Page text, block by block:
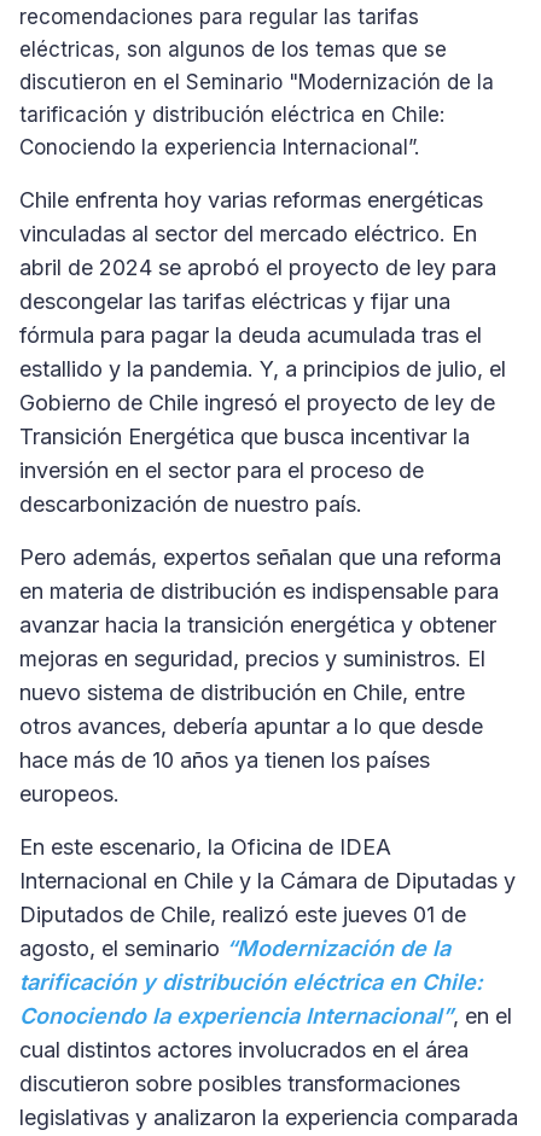
recomendaciones para regular las tarifas
eléctricas, son algunos de los temas que se
discutieron en el Seminario "Modernización de la
tarificación y distribución eléctrica en Chile:
Conociendo la experiencia Internacional”.
Chile enfrenta hoy varias reformas energéticas
vinculadas al sector del mercado eléctrico. En
abril de 2024 se aprobó el proyecto de ley para
descongelar las tarifas eléctricas y fijar una
fórmula para pagar la deuda acumulada tras el
estallido y la pandemia. Y, a principios de julio, el
Gobierno de Chile ingresó el proyecto de ley de
Transición Energética que busca incentivar la
inversión en el sector para el proceso de
descarbonización de nuestro país.
Pero además, expertos señalan que una reforma
en materia de distribución es indispensable para
avanzar hacia la transición energética y obtener
mejoras en seguridad, precios y suministros. El
nuevo sistema de distribución en Chile, entre
otros avances, debería apuntar a lo que desde
hace más de 10 años ya tienen los países
europeos.
En este escenario, la Oficina de IDEA
Internacional en Chile y la Cámara de Diputadas y
Diputados de Chile, realizó este jueves 01 de
agosto, el seminario “Modernización de la
tarificación y distribución eléctrica en Chile:
Conociendo la experiencia Internacional”, en el
cual distintos actores involucrados en el área
discutieron sobre posibles transformaciones
legislativas y analizaron la experiencia comparada